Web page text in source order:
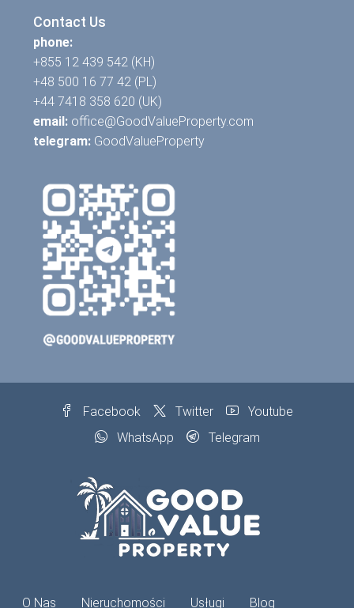
Contact Us
phone:
+855 12 439 542 (KH)
+48 500 16 77 42 (PL)
+44 7418 358 620 (UK)
email: office@GoodValueProperty.com
telegram: GoodValueProperty
Facebook Twitter
Youtube
WhatsApp
Telegram
O Nas Nieruchomości Usługi Blog